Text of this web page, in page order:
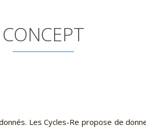
CONCEPT
Les Cycles-Re propose de